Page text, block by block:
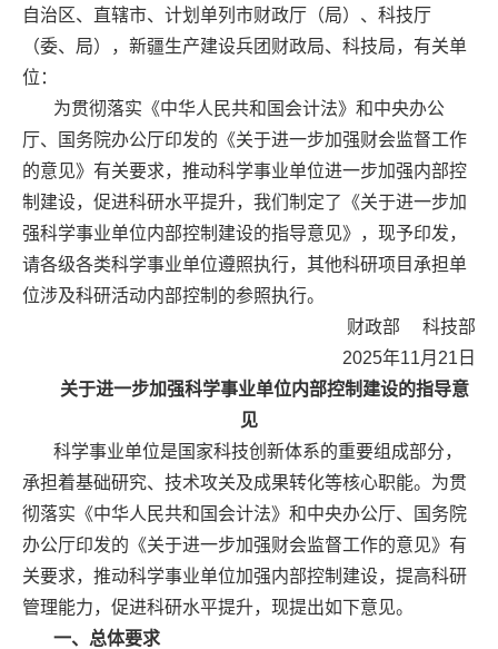
自治区、直辖市、计划单列市财政厅（局）、科技厅
（委、局），新疆生产建设兵团财政局、科技局，有关单
位：
为贯彻落实《中华人民共和国会计法》和中央办公
厅、国务院办公厅印发的《关于进一步加强财会监督工作
的意见》有关要求，推动科学事业单位进一步加强内部控
制建设，促进科研水平提升，我们制定了《关于进一步加
强科学事业单位内部控制建设的指导意见》，现予印发，
请各级各类科学事业单位遵照执行，其他科研项目承担单
位涉及科研活动内部控制的参照执行。
财政部 科技部
2025年11月21日
关于进一步加强科学事业单位内部控制建设的指导意
见
科学事业单位是国家科技创新体系的重要组成部分，
承担着基础研究、技术攻关及成果转化等核心职能。为贯
彻落实《中华人民共和国会计法》和中央办公厅、国务院
办公厅印发的《关于进一步加强财会监督工作的意见》有
关要求，推动科学事业单位加强内部控制建设，提高科研
管理能力，促进科研水平提升，现提出如下意见。
一、总体要求